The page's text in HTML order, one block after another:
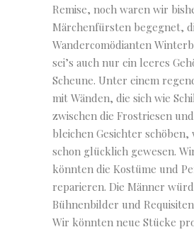
Remise, noch waren wir
Märchenfürsten begegnet,
Wandercomödianten
sei’s auch nur ein leeres
Scheune. Unter einem
mit Wänden, die sich wie
zwischen die Frostriesen
bleichen Gesichter schöben,
schon glücklich gewesen.
könnten die Kostüme und
reparieren. Die Männer
Bühnenbilder und
Wir könnten neue Stücke